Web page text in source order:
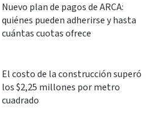
Nuevo plan de pagos de ARCA:
quiénes pueden adherirse y hasta
cuántas cuotas ofrece
El costo de la construcción superó
los $2,25 millones por metro
cuadrado